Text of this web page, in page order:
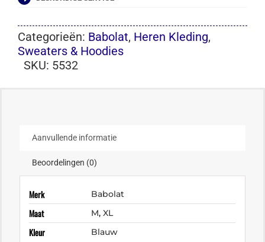
Categorieën: Babolat, Heren Kleding,
Sweaters & Hoodies
SKU: 5532
Aanvullende informatie
Beoordelingen (0)
Merk Babolat
Maat M,XL
Kleur Blauw